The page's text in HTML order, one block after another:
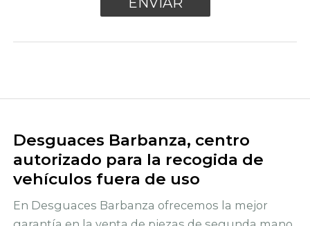
Desguaces Barbanza, centro
autorizado para la recogida de
vehículos fuera de uso
En Desguaces Barbanza ofrecemos la mejor